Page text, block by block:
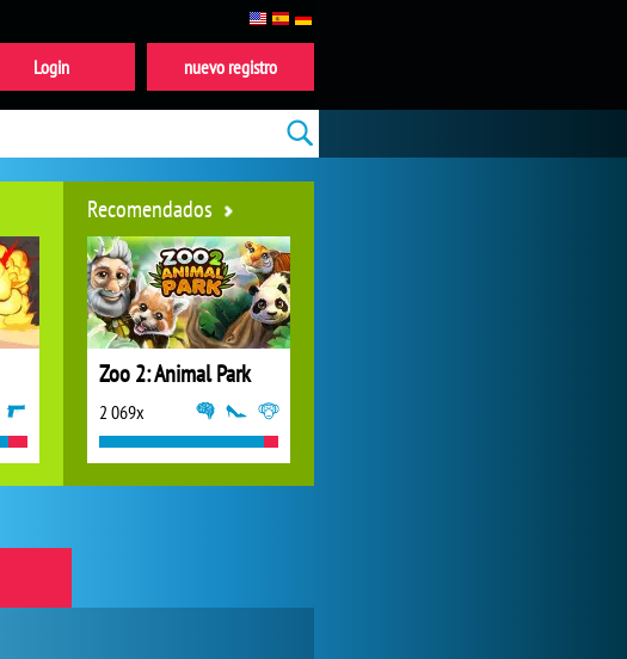
Recomendados
Zoo 2: Animal Park
2 069x
nuevo registro
Login